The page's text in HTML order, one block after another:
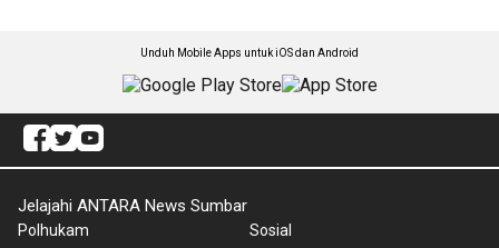
Unduh Mobile Apps untuk iOS dan Android
Jelajahi ANTARA News Sumbar
Polhukam
Sosial